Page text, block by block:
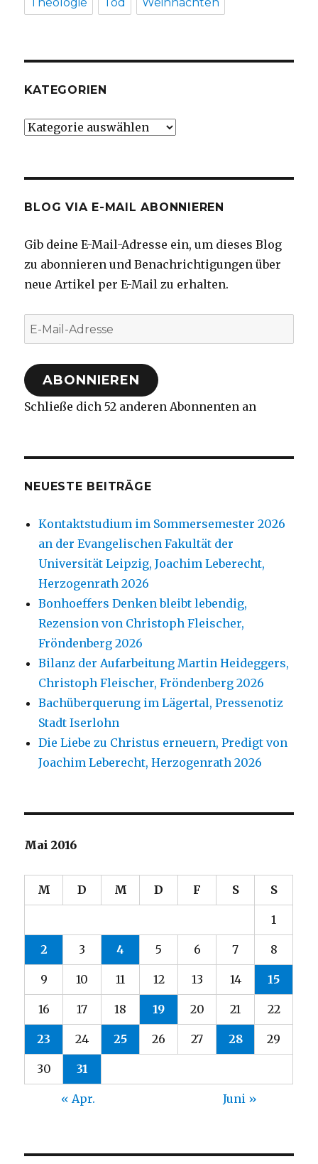
KATEGORIEN
Kategorien
BLOG VIA E-MAIL ABONNIEREN
Gib deine E-Mail-Adresse ein, um dieses Blog
zu abonnieren und Benachrichtigungen über
neue Artikel per E-Mail zu erhalten.
E-
Mail-
Adresse
ABONNIEREN
Schließe dich 52 anderen Abonnenten an
NEUESTE BEITRÄGE
Kontaktstudium im Sommersemester 2026
an der Evangelischen Fakultät der
Universität Leipzig, Joachim Leberecht,
Herzogenrath 2026
Bonhoeffers Denken bleibt lebendig,
Rezension von Christoph Fleischer,
Fröndenberg 2026
Bilanz der Aufarbeitung Martin Heideggers,
Christoph Fleischer, Fröndenberg 2026
Bachüberquerung im Lägertal, Pressenotiz
Stadt Iserlohn
Die Liebe zu Christus erneuern, Predigt von
Joachim Leberecht, Herzogenrath 2026
Mai 2016
M D M D F S S
1
2 3 4 5 6 7 8
9 10 11 12 13 14 15
16 17 18 19 20 21 22
23 24 25 26 27 28 29
30 31
« Apr. Juni »